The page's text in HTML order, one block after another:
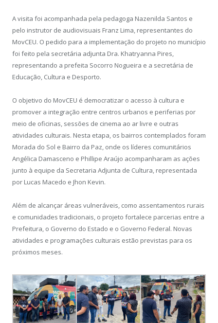
A visita foi acompanhada pela pedagoga Nazenilda Santos e
pelo instrutor de audiovisuais Franz Lima, representantes do
MovCEU. O pedido para a implementação do projeto no município
foi feito pela secretária adjunta Dra. Khatryanna Pires,
representando a prefeita Socorro Nogueira e a secretária de
Educação, Cultura e Desporto.
O objetivo do MovCEU é democratizar o acesso à cultura e
promover a integração entre centros urbanos e periferias por
meio de oficinas, sessões de cinema ao ar livre e outras
atividades culturais. Nesta etapa, os bairros contemplados foram
Morada do Sol e Bairro da Paz, onde os líderes comunitários
Angélica Damasceno e Phillipe Araújo acompanharam as ações
junto à equipe da Secretaria Adjunta de Cultura, representada
por Lucas Macedo e Jhon Kevin.
Além de alcançar áreas vulneráveis, como assentamentos rurais
e comunidades tradicionais, o projeto fortalece parcerias entre a
Prefeitura, o Governo do Estado e o Governo Federal. Novas
atividades e programações culturais estão previstas para os
próximos meses.